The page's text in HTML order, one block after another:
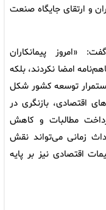
و ارتقای جایگاه صنعت
پیمانکاران
امضا نکردند، بلکه
توسعه کشور شکل
اقتصادی، بازنگری در
مطالبات و کاهش
زمانی می‌تواند نقش
اقتصادی نیز بر پایه